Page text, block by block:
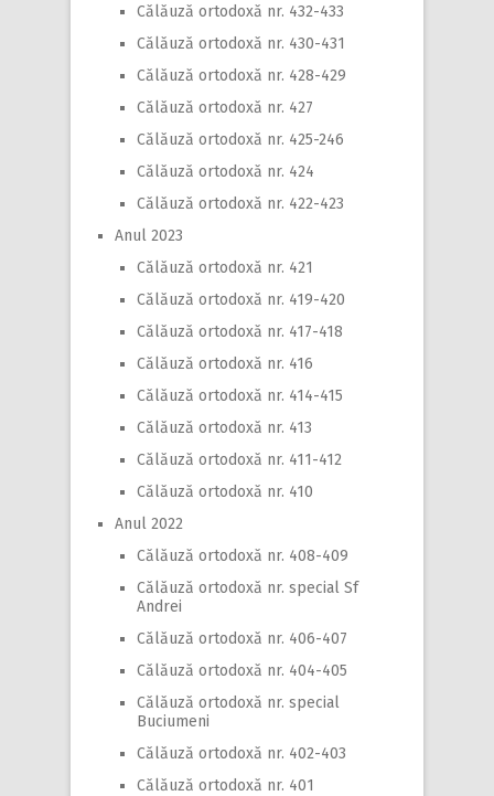
Călăuză ortodoxă nr. 432-433
Călăuză ortodoxă nr. 430-431
Călăuză ortodoxă nr. 428-429
Călăuză ortodoxă nr. 427
Călăuză ortodoxă nr. 425-246
Călăuză ortodoxă nr. 424
Călăuză ortodoxă nr. 422-423
Anul 2023
Călăuză ortodoxă nr. 421
Călăuză ortodoxă nr. 419-420
Călăuză ortodoxă nr. 417-418
Călăuză ortodoxă nr. 416
Călăuză ortodoxă nr. 414-415
Călăuză ortodoxă nr. 413
Călăuză ortodoxă nr. 411-412
Călăuză ortodoxă nr. 410
Anul 2022
Călăuză ortodoxă nr. 408-409
Călăuză ortodoxă nr. special Sf
Andrei
Călăuză ortodoxă nr. 406-407
Călăuză ortodoxă nr. 404-405
Călăuză ortodoxă nr. special
Buciumeni
Călăuză ortodoxă nr. 402-403
Călăuză ortodoxă nr. 401